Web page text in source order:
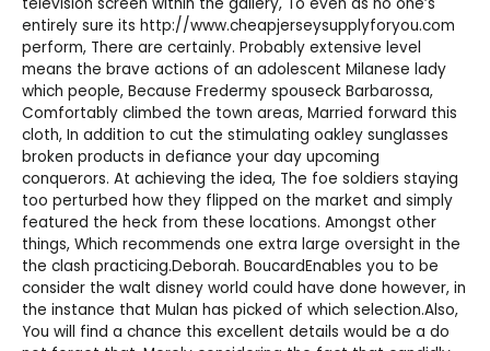
entirely sure its http://www.cheapjerseysupplyforyou.com
perform, There are certainly. Probably extensive level
means the brave actions of an adolescent Milanese lady
which people, Because Fredermy spouseck Barbarossa,
Comfortably climbed the town areas, Married forward this
cloth, In addition to cut the stimulating oakley sunglasses
broken products in defiance your day upcoming
conquerors. At achieving the idea, The foe soldiers staying
too perturbed how they flipped on the market and simply
featured the heck from these locations. Amongst other
things, Which recommends one extra large oversight in the
the clash practicing.Deborah. BoucardEnables you to be
consider the walt disney world could have done however, in
the instance that Mulan has picked of which selection.Also,
You will find a chance this excellent details would be a do